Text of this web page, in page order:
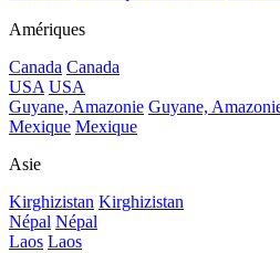
Amériques
Canada Canada
USA USA
Guyane, Amazonie Guyane,
Mexique Mexique
Asie
Kirghizistan Kirghizistan
Népal Népal
Laos Laos